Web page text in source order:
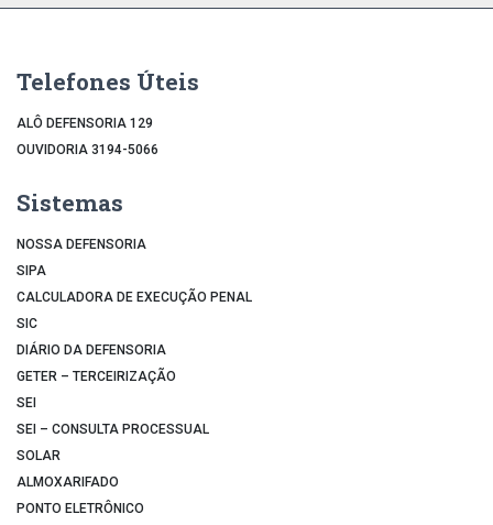
Telefones Úteis
ALÔ DEFENSORIA 129
OUVIDORIA 3194-5066
Sistemas
NOSSA DEFENSORIA
SIPA
CALCULADORA DE EXECUÇÃO PENAL
SIC
DIÁRIO DA DEFENSORIA
GETER – TERCEIRIZAÇÃO
SEI
SEI – CONSULTA PROCESSUAL
SOLAR
ALMOXARIFADO
PONTO ELETRÔNICO